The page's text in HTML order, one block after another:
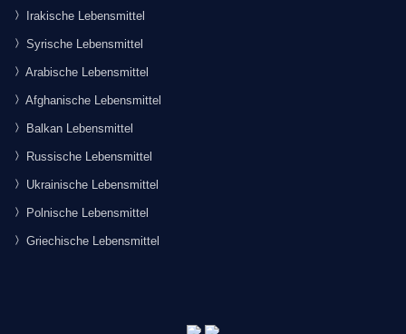
Irakische Lebensmittel
Syrische Lebensmittel
Arabische Lebensmittel
Afghanische Lebensmittel
Balkan Lebensmittel
Russische Lebensmittel
Ukrainische Lebensmittel
Polnische Lebensmittel
Griechische Lebensmittel